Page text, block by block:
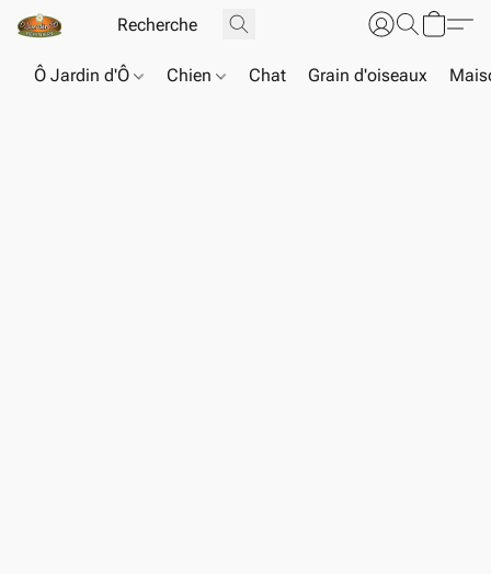
Ô Jardin d'Ô Chien Chat Grain d'oiseaux